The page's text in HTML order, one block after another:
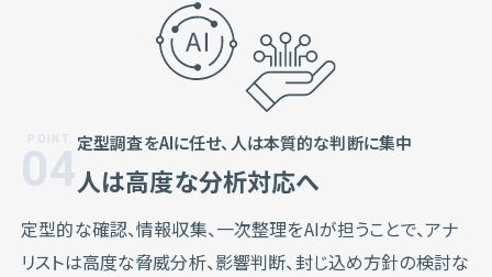
04定型調査をAIに任せ、人は本質的な判断に集中
人は高度な分析対応へ
定型的な確認、情報収集、一次整理をAIが担うことで、アナ
リストは高度な脅威分析、影響判断、封じ込め方針の検討な